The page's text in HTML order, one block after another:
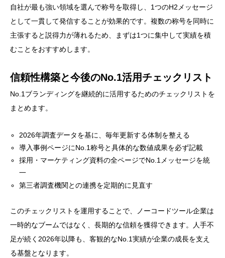
自社が最も強い領域を選んで称号を取得し、1つのH2メッセージ
として一貫して発信することが効果的です。複数の称号を同時に
主張すると説得力が薄れるため、まずは1つに集中して実績を積
むことをおすすめします。
信頼性構築と今後のNo.1活用チェックリスト
No.1ブランディングを継続的に活用するためのチェックリストを
まとめます。
2026年調査データを基に、毎年更新する体制を整える
導入事例ページにNo.1称号と具体的な数値成果を必ず記載
採用・マーケティング資料の全ページでNo.1メッセージを統
一
第三者調査機関との連携を定期的に見直す
このチェックリストを運用することで、ノーコードツール企業は
一時的なブームではなく、長期的な信頼を獲得できます。人手不
足が続く2026年以降も、客観的なNo.1実績が企業の成長を支え
る基盤となります。